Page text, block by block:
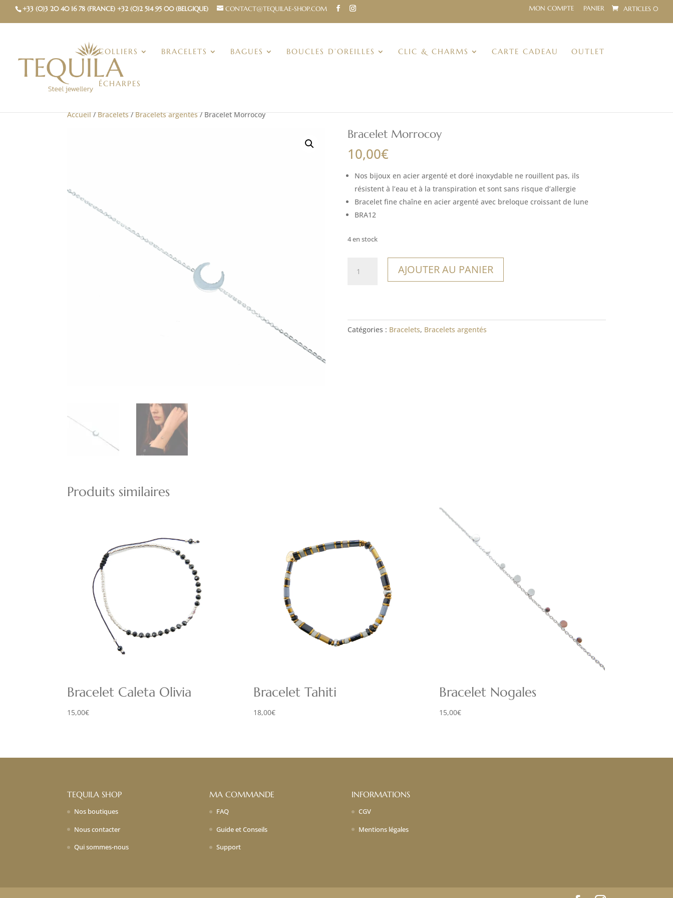
+33 (0)3 20 40 16 78 (FRANCE) +32 (0)2 514 95 00 (BELGIQUE) CONTACT@TEQUILAE-SHOP.COM MON COMPTE PANIER ARTICLES 0
COLLIERS BRACELETS BAGUES BOUCLES D’OREILLES CLIC & CHARMS CARTE CADEAU OUTLET
ÉCHARPES
Accueil/Bracelets/Bracelets argentés/ Bracelet Morrocoy
Bracelet Morrocoy
10,00€
Nos bijoux en acier argenté et doré inoxydable ne rouillent pas, ils
résistent à l’eau et à la transpiration et sont sans risque d’allergie
Bracelet fine chaîne en acier argenté avec breloque croissant de lune
BRA12
4 en stock
AJOUTER AU PANIER
Catégories : Bracelets, Bracelets argentés
Produits similaires
Bracelet Caleta Olivia
15,00€
Bracelet Tahiti
18,00€
Bracelet Nogales
15,00€
TEQUILA SHOP
Nos boutiques
Nous contacter
Qui sommes-nous
MA COMMANDE
FAQ
Guide et Conseils
Support
INFORMATIONS
CGV
Mentions légales